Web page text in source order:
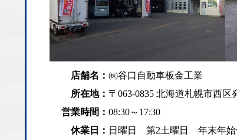
店舗名： ㈱谷口自動車板金工業
所在地： 〒063-0835 北海道札幌市西区
営業時間： 08:30～17:30
休業日： 日曜日 第2土曜日 年末年